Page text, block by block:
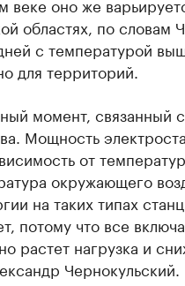
областях, по словам
с температурой
для территорий.
момент, связанный
Мощность
от
окружающего
на таких типах
потому что все
растет нагрузка и
Чернокульский.